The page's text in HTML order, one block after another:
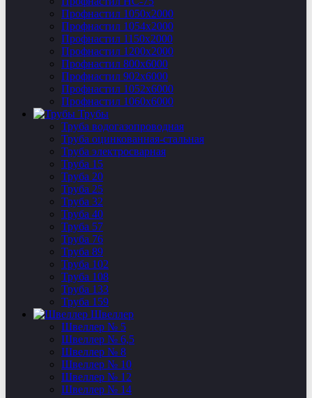
Профнастил 1050х2000
Профнастил 1054х2000
Профнастил 1150х2000
Профнастил 1200х2000
Профнастил 800х6000
Профнастил 902х6000
Профнастил 1052х6000
Профнастил 1060х6000
Трубы
Труба водогазопроводная
Труба оцинкованная-стальная
Труба электросварная
Труба 15
Труба 20
Труба 25
Труба 32
Труба 40
Труба 57
Труба 76
Труба 89
Труба 102
Труба 108
Труба 133
Труба 159
Швеллер
Швеллер № 5
Швеллер № 6,5
Швеллер № 8
Швеллер № 10
Швеллер № 12
Швеллер № 14